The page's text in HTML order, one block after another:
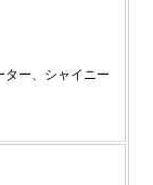
ー、シャイニー